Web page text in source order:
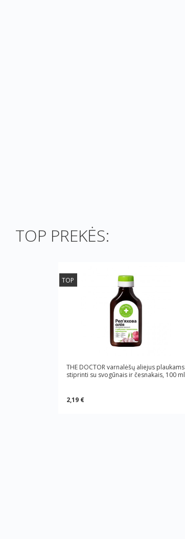
TOP PREKĖS:
TOP
THE DOCTOR varnalėšų aliejus plaukams
stiprinti su svogūnais ir česnakais, 100 ml
2,19 €